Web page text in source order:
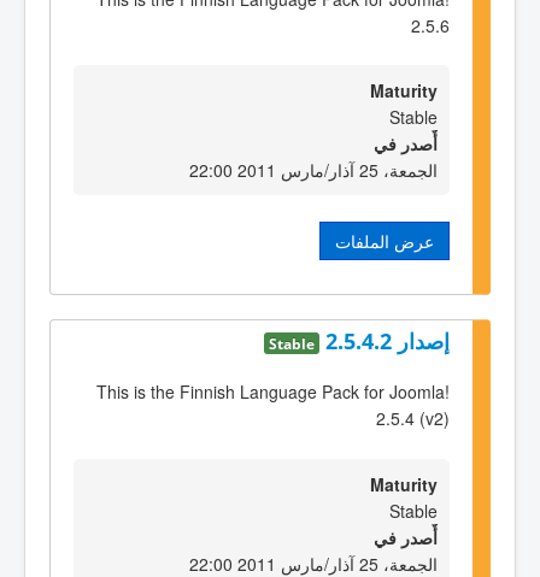
2.5.6
Maturity
Stable
أٌصدر في
الجمعة، 25 آذار/مارس 2011 22:00
عرض الملفات
إصدار 2.5.4.2 Stable
This is the Finnish Language Pack for Joomla!
2.5.4 (v2)
Maturity
Stable
أٌصدر في
الجمعة، 25 آذار/مارس 2011 22:00